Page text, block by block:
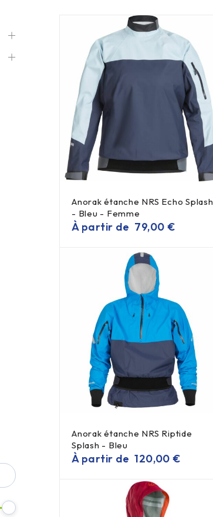
Anorak étanche NRS Echo Splash
- Bleu - Femme
À partir de 79,00 €
Anorak étanche NRS Riptide
Splash - Bleu
À partir de120,00€